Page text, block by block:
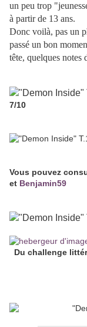
un peu trop
à partir de 13 ans.
Donc voilà, pas un
passé un bon
tête, quelques
7/10
Vous pouvez
et Benjamin59
Du challenge